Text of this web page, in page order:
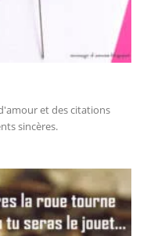
et des citations
sincères.